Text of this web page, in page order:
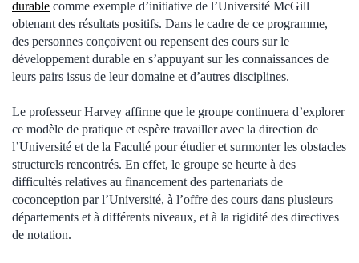
durable comme exemple d’initiative de l’Université McGill
obtenant des résultats positifs. Dans le cadre de ce programme,
des personnes conçoivent ou repensent des cours sur le
développement durable en s’appuyant sur les connaissances de
leurs pairs issus de leur domaine et d’autres disciplines.
Le professeur Harvey affirme que le groupe continuera d’explorer
ce modèle de pratique et espère travailler avec la direction de
l’Université et de la Faculté pour étudier et surmonter les obstacles
structurels rencontrés. En effet, le groupe se heurte à des
difficultés relatives au financement des partenariats de
coconception par l’Université, à l’offre des cours dans plusieurs
départements et à différents niveaux, et à la rigidité des directives
de notation.